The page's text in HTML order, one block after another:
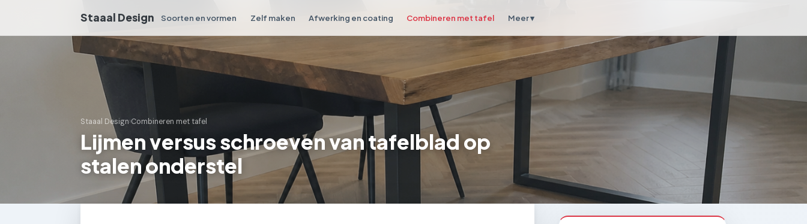
Staaal Design Soorten en vormen Zelf maken Afwerking en coating Combineren met tafel Meer ▾
Staaal Design›Combineren met tafel
Lijmen versus schroeven van tafelblad op
stalen onderstel